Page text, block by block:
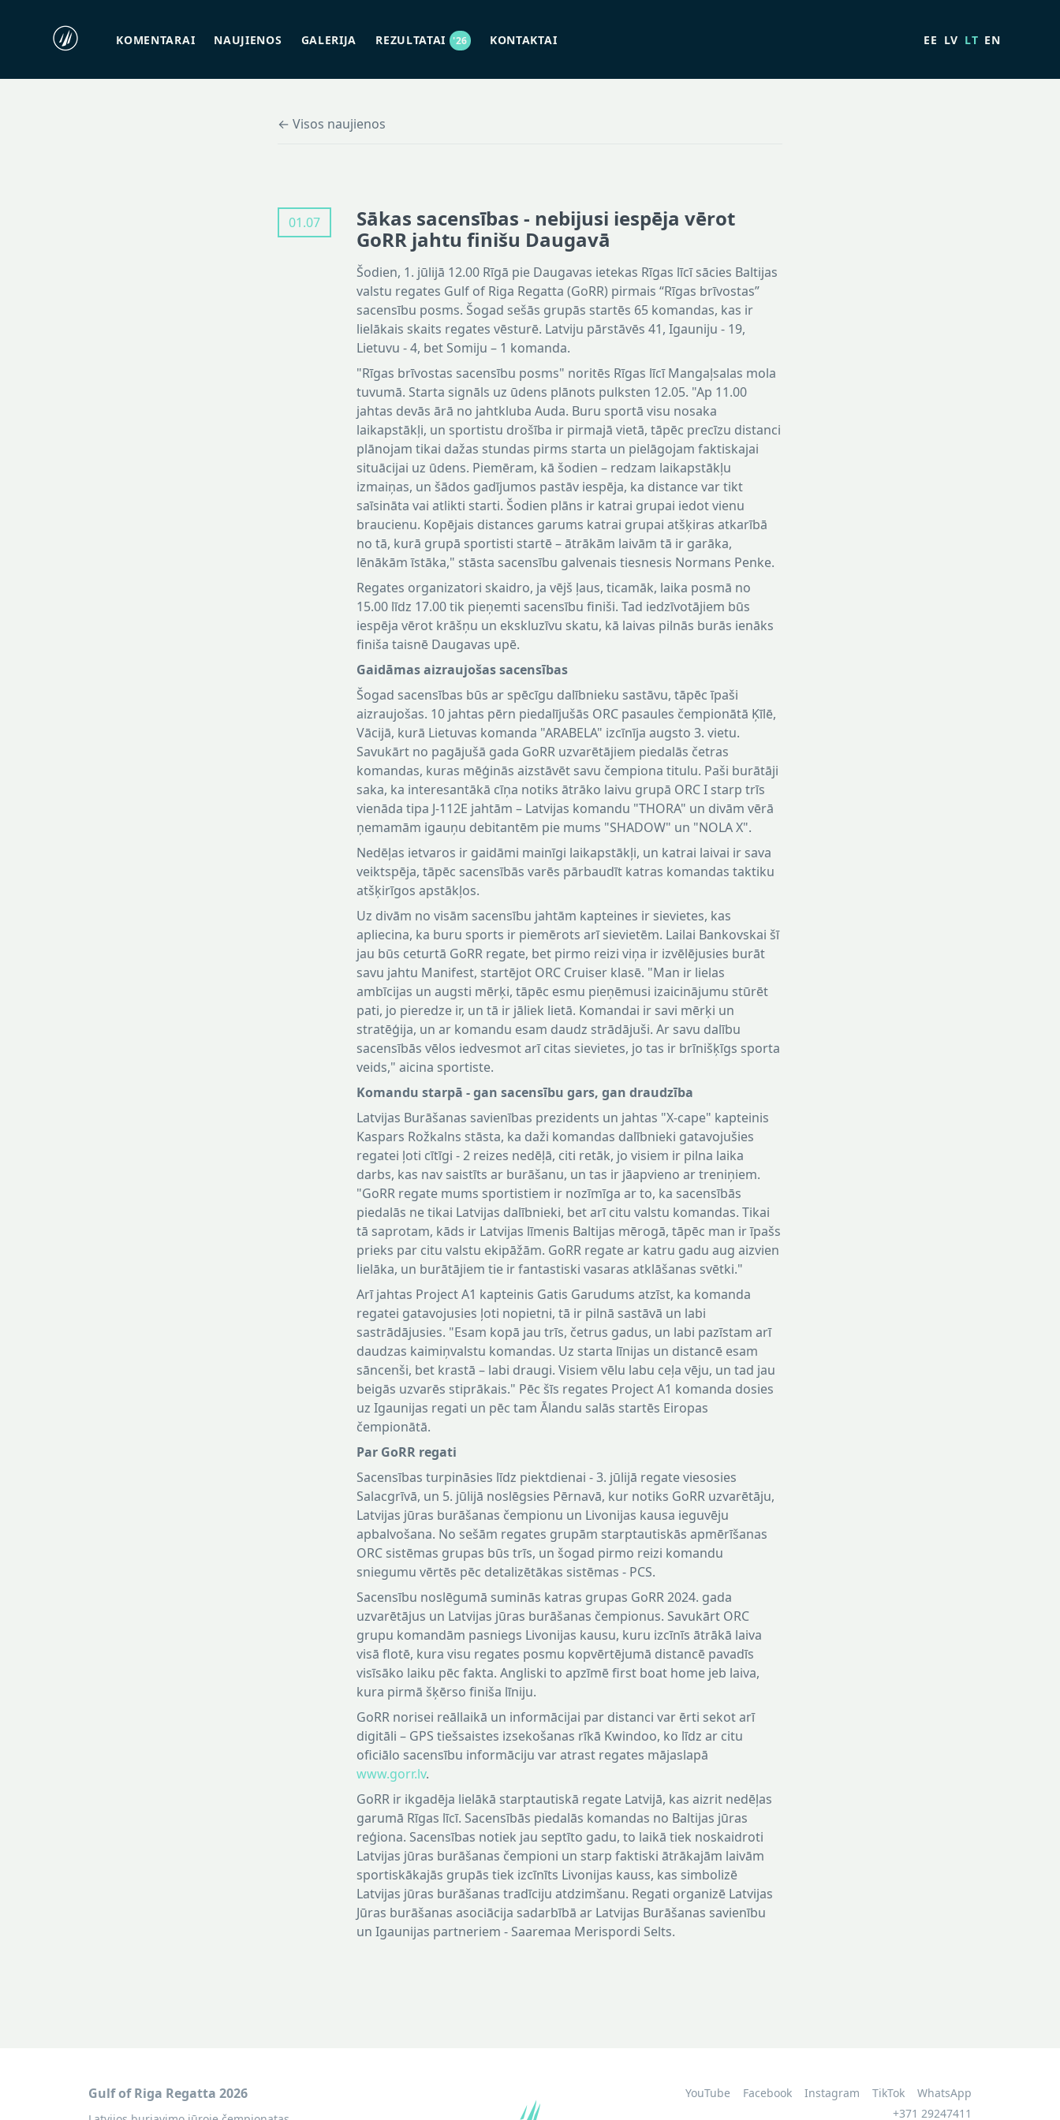
KOMENTARAI NAUJIENOS GALERIJA REZULTATAI '26 KONTAKTAI EE LV LT EN
← Visos naujienos
01.07
Sākas sacensības - nebijusi iespēja vērot
GoRR jahtu finišu Daugavā
Šodien, 1. jūlijā 12.00 Rīgā pie Daugavas ietekas Rīgas līcī sācies Baltijas
valstu regates Gulf of Riga Regatta (GoRR) pirmais “Rīgas brīvostas”
sacensību posms. Šogad sešās grupās startēs 65 komandas, kas ir
lielākais skaits regates vēsturē. Latviju pārstāvēs 41, Igauniju - 19,
Lietuvu - 4, bet Somiju – 1 komanda.
"Rīgas brīvostas sacensību posms" noritēs Rīgas līcī Mangaļsalas mola
tuvumā. Starta signāls uz ūdens plānots pulksten 12.05. "Ap 11.00
jahtas devās ārā no jahtkluba Auda. Buru sportā visu nosaka
laikapstākļi, un sportistu drošība ir pirmajā vietā, tāpēc precīzu distanci
plānojam tikai dažas stundas pirms starta un pielāgojam faktiskajai
situācijai uz ūdens. Piemēram, kā šodien – redzam laikapstākļu
izmaiņas, un šādos gadījumos pastāv iespēja, ka distance var tikt
saīsināta vai atlikti starti. Šodien plāns ir katrai grupai iedot vienu
braucienu. Kopējais distances garums katrai grupai atšķiras atkarībā
no tā, kurā grupā sportisti startē – ātrākām laivām tā ir garāka,
lēnākām īstāka," stāsta sacensību galvenais tiesnesis Normans Penke.
Regates organizatori skaidro, ja vējš ļaus, ticamāk, laika posmā no
15.00 līdz 17.00 tik pieņemti sacensību finiši. Tad iedzīvotājiem būs
iespēja vērot krāšņu un ekskluzīvu skatu, kā laivas pilnās burās ienāks
finiša taisnē Daugavas upē.
Gaidāmas aizraujošas sacensības
Šogad sacensības būs ar spēcīgu dalībnieku sastāvu, tāpēc īpaši
aizraujošas. 10 jahtas pērn piedalījušās ORC pasaules čempionātā Ķīlē,
Vācijā, kurā Lietuvas komanda "ARABELA" izcīnīja augsto 3. vietu.
Savukārt no pagājušā gada GoRR uzvarētājiem piedalās četras
komandas, kuras mēģinās aizstāvēt savu čempiona titulu. Paši burātāji
saka, ka interesantākā cīņa notiks ātrāko laivu grupā ORC I starp trīs
vienāda tipa J-112E jahtām – Latvijas komandu "THORA" un divām vērā
ņemamām igauņu debitantēm pie mums "SHADOW" un "NOLA X".
Nedēļas ietvaros ir gaidāmi mainīgi laikapstākļi, un katrai laivai ir sava
veiktspēja, tāpēc sacensībās varēs pārbaudīt katras komandas taktiku
atšķirīgos apstākļos.
Uz divām no visām sacensību jahtām kapteines ir sievietes, kas
apliecina, ka buru sports ir piemērots arī sievietēm. Lailai Bankovskai šī
jau būs ceturtā GoRR regate, bet pirmo reizi viņa ir izvēlējusies burāt
savu jahtu Manifest, startējot ORC Cruiser klasē. "Man ir lielas
ambīcijas un augsti mērķi, tāpēc esmu pieņēmusi izaicinājumu stūrēt
pati, jo pieredze ir, un tā ir jāliek lietā. Komandai ir savi mērķi un
stratēģija, un ar komandu esam daudz strādājuši. Ar savu dalību
sacensībās vēlos iedvesmot arī citas sievietes, jo tas ir brīnišķīgs sporta
veids," aicina sportiste.
Komandu starpā - gan sacensību gars, gan draudzība
Latvijas Burāšanas savienības prezidents un jahtas "X-cape" kapteinis
Kaspars Rožkalns stāsta, ka daži komandas dalībnieki gatavojušies
regatei ļoti cītīgi - 2 reizes nedēļā, citi retāk, jo visiem ir pilna laika
darbs, kas nav saistīts ar burāšanu, un tas ir jāapvieno ar treniņiem.
"GoRR regate mums sportistiem ir nozīmīga ar to, ka sacensībās
piedalās ne tikai Latvijas dalībnieki, bet arī citu valstu komandas. Tikai
tā saprotam, kāds ir Latvijas līmenis Baltijas mērogā, tāpēc man ir īpašs
prieks par citu valstu ekipāžām. GoRR regate ar katru gadu aug aizvien
lielāka, un burātājiem tie ir fantastiski vasaras atklāšanas svētki."
Arī jahtas Project A1 kapteinis Gatis Garudums atzīst, ka komanda
regatei gatavojusies ļoti nopietni, tā ir pilnā sastāvā un labi
sastrādājusies. "Esam kopā jau trīs, četrus gadus, un labi pazīstam arī
daudzas kaimiņvalstu komandas. Uz starta līnijas un distancē esam
sāncenši, bet krastā – labi draugi. Visiem vēlu labu ceļa vēju, un tad jau
beigās uzvarēs stiprākais." Pēc šīs regates Project A1 komanda dosies
uz Igaunijas regati un pēc tam Ālandu salās startēs Eiropas
čempionātā.
Par GoRR regati
Sacensības turpināsies līdz piektdienai - 3. jūlijā regate viesosies
Salacgrīvā, un 5. jūlijā noslēgsies Pērnavā, kur notiks GoRR uzvarētāju,
Latvijas jūras burāšanas čempionu un Livonijas kausa ieguvēju
apbalvošana. No sešām regates grupām starptautiskās apmērīšanas
ORC sistēmas grupas būs trīs, un šogad pirmo reizi komandu
sniegumu vērtēs pēc detalizētākas sistēmas - PCS.
Sacensību noslēgumā suminās katras grupas GoRR 2024. gada
uzvarētājus un Latvijas jūras burāšanas čempionus. Savukārt ORC
grupu komandām pasniegs Livonijas kausu, kuru izcīnīs ātrākā laiva
visā flotē, kura visu regates posmu kopvērtējumā distancē pavadīs
visīsāko laiku pēc fakta. Angliski to apzīmē first boat home jeb laiva,
kura pirmā šķērso finiša līniju.
GoRR norisei reāllaikā un informācijai par distanci var ērti sekot arī
digitāli – GPS tiešsaistes izsekošanas rīkā Kwindoo, ko līdz ar citu
oficiālo sacensību informāciju var atrast regates mājaslapā
www.gorr.lv.
GoRR ir ikgadēja lielākā starptautiskā regate Latvijā, kas aizrit nedēļas
garumā Rīgas līcī. Sacensībās piedalās komandas no Baltijas jūras
reģiona. Sacensības notiek jau septīto gadu, to laikā tiek noskaidroti
Latvijas jūras burāšanas čempioni un starp faktiski ātrākajām laivām
sportiskākajās grupās tiek izcīnīts Livonijas kauss, kas simbolizē
Latvijas jūras burāšanas tradīciju atdzimšanu. Regati organizē Latvijas
Jūras burāšanas asociācija sadarbībā ar Latvijas Burāšanas savienību
un Igaunijas partneriem - Saaremaa Merispordi Selts.
Gulf of Riga Regatta 2026 YouTube Facebook Instagram TikTok
WhatsApp
+371 29247411